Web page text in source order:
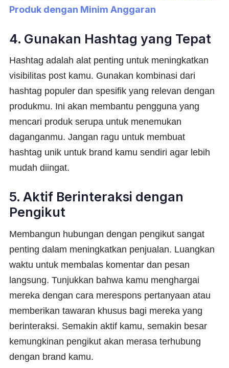
Produk dengan Minim Anggaran
4. Gunakan Hashtag yang Tepat
Hashtag adalah alat penting untuk meningkatkan
visibilitas post kamu. Gunakan kombinasi dari
hashtag populer dan spesifik yang relevan dengan
produkmu. Ini akan membantu pengguna yang
mencari produk serupa untuk menemukan
daganganmu. Jangan ragu untuk membuat
hashtag unik untuk brand kamu sendiri agar lebih
mudah diingat.
5. Aktif Berinteraksi dengan
Pengikut
Membangun hubungan dengan pengikut sangat
penting dalam meningkatkan penjualan. Luangkan
waktu untuk membalas komentar dan pesan
langsung. Tunjukkan bahwa kamu menghargai
mereka dengan cara merespons pertanyaan atau
memberikan tawaran khusus bagi mereka yang
berinteraksi. Semakin aktif kamu, semakin besar
kemungkinan pengikut akan merasa terhubung
dengan brand kamu.